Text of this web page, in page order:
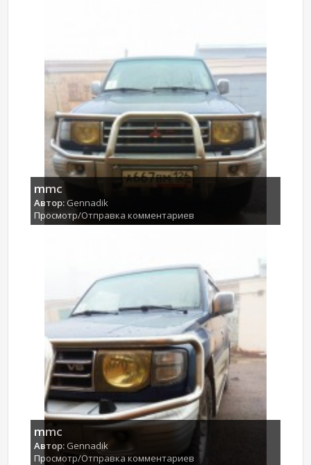
mmc
Автор:Gennadik
Просмотр/Отправка комментариев
mmc
Автор: Gennadik
Просмотр/Отправка комментариев